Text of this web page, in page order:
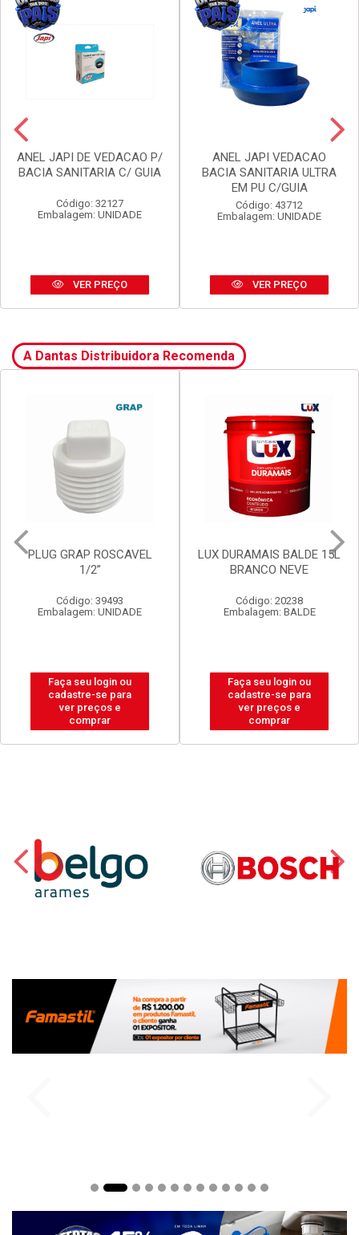
ANEL JAPI DE VEDACAO P/
BACIA SANITARIA C/ GUIA
Código: 32127
Embalagem: UNIDADE
VER PREÇO
ANEL JAPI VEDACAO
BACIA SANITARIA ULTRA
EM PU C/GUIA
Código: 43712
Embalagem: UNIDADE
VER PREÇO
A Dantas Distribuidora Recomenda
LUX DURAMAIS BALDE 15L
BRANCO NEVE
Código: 20238
Embalagem: BALDE
Faça seu login ou
cadastre-se para
ver preços e
comprar
VALVULA GRAP
P/LAVATORIO S/LADRAO
Código: 2920
Embalagem: UNIDADE
Faça seu login ou
cadastre-se para
ver preços e
comprar